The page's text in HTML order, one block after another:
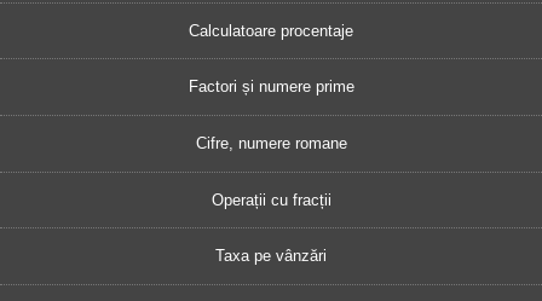
Calculatoare procentaje
Factori și numere prime
Cifre, numere romane
Operații cu fracții
Taxa pe vânzări